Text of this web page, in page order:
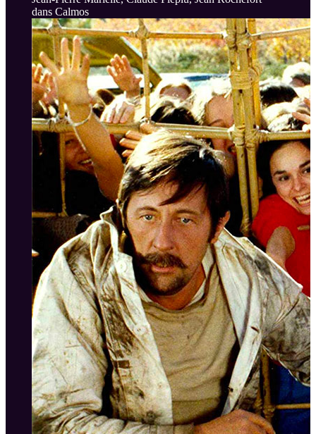
dans Calmos